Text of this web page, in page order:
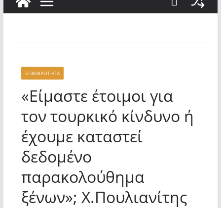
είναι το Κίνημα της Μ.Καρυστιανού και όχι
το διεφθαρμένο σύστημα εξουσίας»
ΕΠΙΚΑΙΡΟΤΗΤΑ
«Είμαστε έτοιμοι για
τον τουρκικό κίνδυνο ή
έχουμε καταστεί
δεδομένο
παρακολούθημα
ξένων»; Χ.Πουλιανίτης